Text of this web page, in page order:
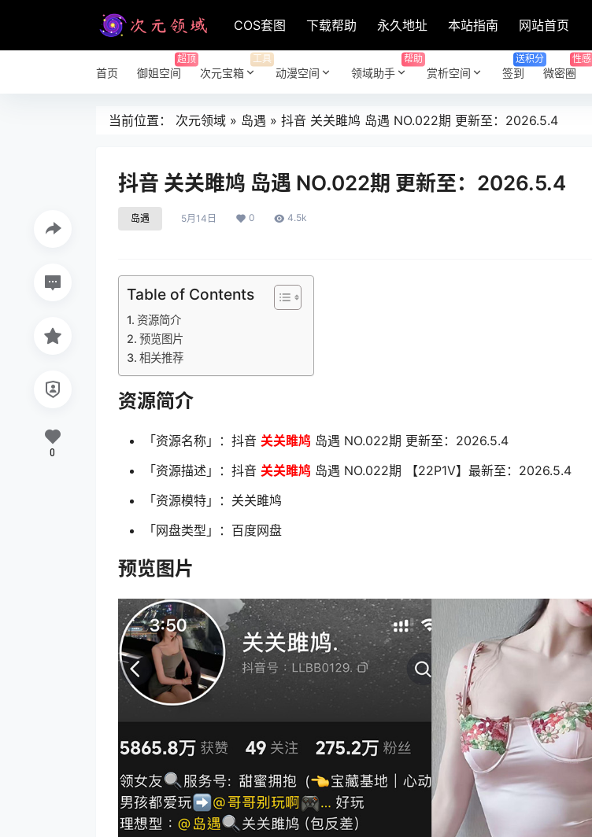
COS套图 下载帮助 永久地址 本站指南 网站首页
首页 御姐空间
超顶
次元宝箱
工具
动漫空间 领域助手
帮助
赏析空间 签到
送积分
微密圈
性感
当前位置： 次元领域 » 岛遇 » 抖音 关关雎鸠 岛遇 NO.022期 更新至：2026.5.4
抖音 关关雎鸠 岛遇 NO.022期 更新至：2026.5.4
岛遇 5月14日 0 4.5k
Table of Contents
资源简介
预览图片
相关推荐
资源简介
「资源名称」：抖音 关关雎鸠 岛遇 NO.022期 更新至：2026.5.4
「资源描述」：抖音 关关雎鸠 岛遇 NO.022期 【22P1V】最新至：2026.5.4
「资源模特」：关关雎鸠
「网盘类型」：百度网盘
预览图片
0